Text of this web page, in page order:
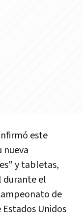
este
nueva
y tabletas,
durante el
de
Unidos